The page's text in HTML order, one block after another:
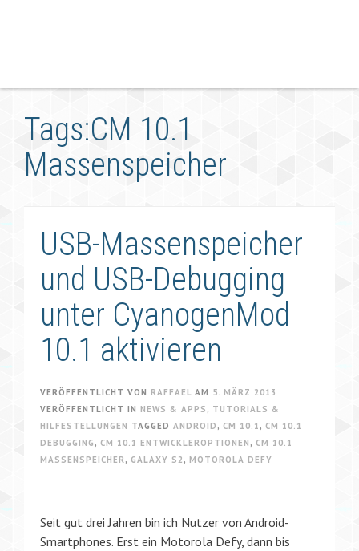
Tags:CM 10.1
Massenspeicher
USB-Massenspeicher
und USB-Debugging
unter CyanogenMod
10.1 aktivieren
VERÖFFENTLICHT VON RAFFAEL AM 5. MÄRZ 2013
VERÖFFENTLICHT IN NEWS & APPS , TUTORIALS &
HILFESTELLUNGEN TAGGED ANDROID , CM 10.1 , CM 10.1
DEBUGGING , CM 10.1 ENTWICKLEROPTIONEN , CM 10.1
MASSENSPEICHER, GALAXY S2 , MOTOROLA DEFY
Seit gut drei Jahren bin ich Nutzer von Android-
Smartphones. Erst ein Motorola Defy, dann bis